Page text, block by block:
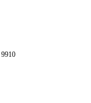
9910